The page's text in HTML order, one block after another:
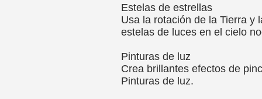
Estelas de estrellas
Usa la rotación de la Tierra y
estelas de luces en el cielo
Pinturas de luz
Crea brillantes efectos de
Pinturas de luz.